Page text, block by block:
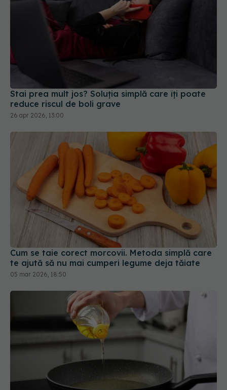
Stai prea mult jos? Soluția simplă care îți poate
reduce riscul de boli grave
26 apr 2026, 13:00
Cum se taie corect morcovii. Metoda simplă care
te ajută să nu mai cumperi legume deja tăiate
05 mar 2026, 18:50